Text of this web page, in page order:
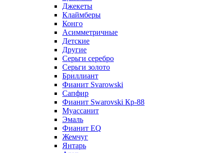
Джекеты
Клаймберы
Конго
Асимметричные
Детские
Другие
Серьги серебро
Серьги золото
Бриллиант
Фианит Svarowski
Сапфир
Фианит Swarovski Кр-88
Муассанит
Эмаль
Фианит EQ
Жемчуг
Янтарь